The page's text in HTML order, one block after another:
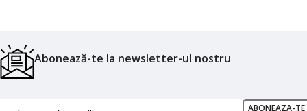
Abonează-te la newsletter-ul nostru